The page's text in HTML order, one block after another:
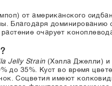
от американского
Благодаря доминированию
очарует
Jelly Strain(Хэлла Джелли) и
до 35%. Куст во время
Соцветия имеют